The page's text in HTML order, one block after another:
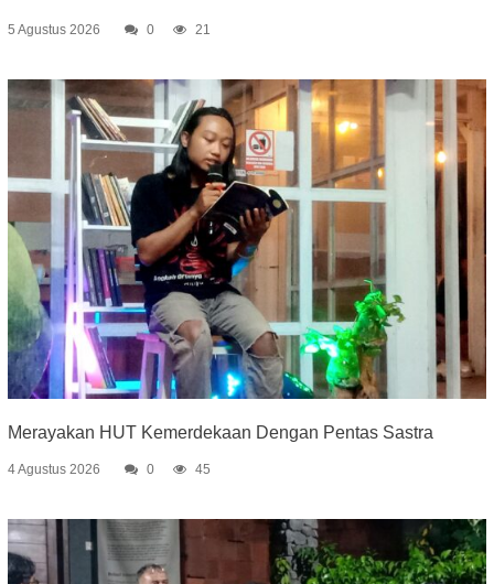
5 Agustus 2026 0 21
Merayakan HUT Kemerdekaan Dengan Pentas Sastra
4 Agustus 2026 0 45